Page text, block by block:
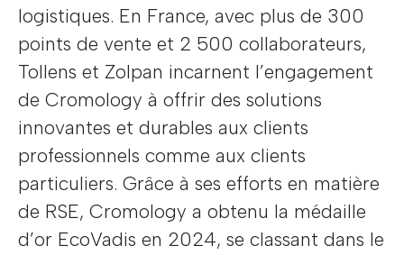
logistiques. En France, avec plus de 300
points de vente et 2 500 collaborateurs,
Tollens et Zolpan incarnent l’engagement
de Cromology à offrir des solutions
innovantes et durables aux clients
professionnels comme aux clients
particuliers. Grâce à ses efforts en matière
de RSE, Cromology a obtenu la médaille
d’or EcoVadis en 2024, se classant dans le